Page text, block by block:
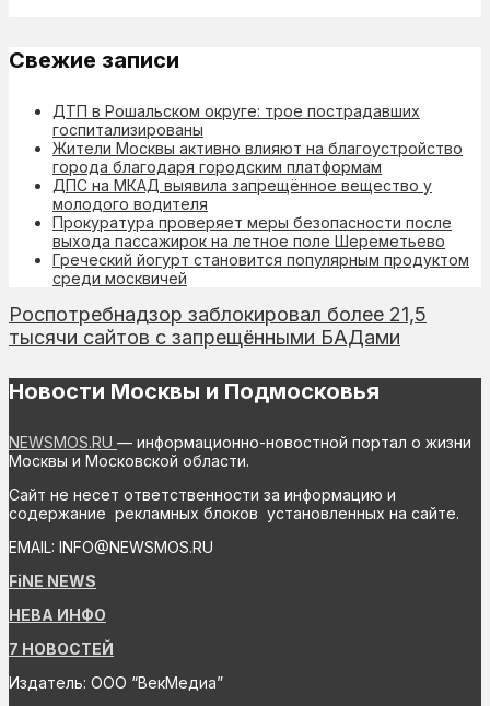
Свежие записи
ДТП в Рошальском округе: трое пострадавших
госпитализированы
Жители Москвы активно влияют на благоустройство
города благодаря городским платформам
ДПС на МКАД выявила запрещённое вещество у
молодого водителя
Прокуратура проверяет меры безопасности после
выхода пассажирок на летное поле Шереметьево
Греческий йогурт становится популярным продуктом
среди москвичей
Роспотребнадзор заблокировал более 21,5
тысячи сайтов с запрещёнными БАДами
Новости Москвы и Подмосковья
NEWSMOS.RU — информационно-новостной портал о жизни
Москвы и Московской области.
Сайт не несет ответственности за информацию и
содержание рекламных блоков установленных на сайте.
EMAIL: INFO@NEWSMOS.RU
FiNE NEWS
НЕВА ИНФО
7 НОВОСТЕЙ
Издатель: ООО “ВекМедиа”